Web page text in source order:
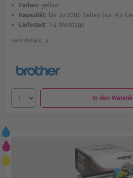
Farben: yellow
Kapazität: bis zu 2200 Seiten (ca. 4,9
Lieferzeit: 1-2 Werktage
mehr Details chevron_right
In den